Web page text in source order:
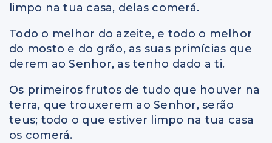
limpo na tua casa, delas comerá.
Todo o melhor do azeite, e todo o melhor
do mosto e do grão, as suas primícias que
derem ao Senhor, as tenho dado a ti.
Os primeiros frutos de tudo que houver na
terra, que trouxerem ao Senhor, serão
teus; todo o que estiver limpo na tua casa
os comerá.